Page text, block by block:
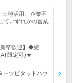
地活用、企業不
ていずれかの営業
新卒歓迎】◆短
限定可)★
ーツピタットハウ